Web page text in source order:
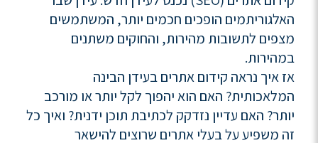
האלגוריתמים הופכים חכמים יותר, המשתמשים
מצפים לתשובות מהירות, והחוקים משתנים
במהירות.
אז איך נראה קידום אתרים בעידן הבינה
המלאכותית? האם הוא יהפוך לקל יותר או מורכב
יותר? האם עדיין נזדקק לכתיבת תוכן ידנית? ואיך כל
זה משפיע על בעלי אתרים שרוצים להישאר